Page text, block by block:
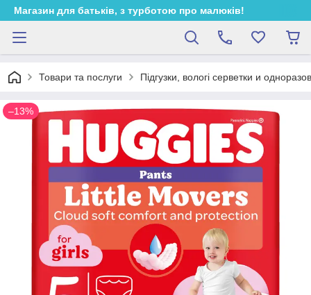
Магазин для батьків, з турботою про малюків!
Товари та послуги Підгузки, вологі серветки и
–13%